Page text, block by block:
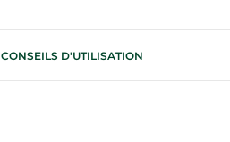
CONSEILS D'UTILISATION